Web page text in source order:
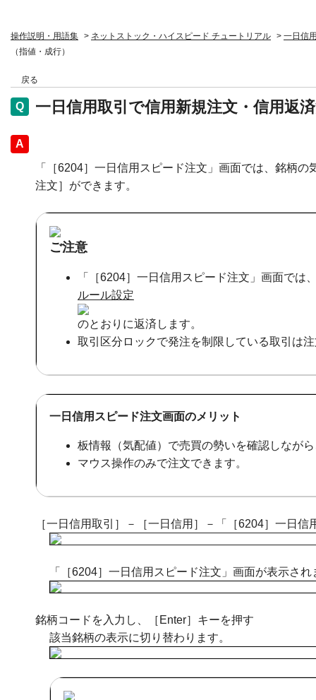
操作説明・用語集 > ネットストック・ハイスピード チュートリアル > 一日信
（指値・成行）
戻る
一日信用取引で信用新規注文・信用返
回答
「［6204］一日信用スピード注文」画面では、銘柄
注文］ができます。
ご注意
「［6204］一日信用スピード注文」画面で
ルール設定
のとおりに返済します。
取引区分ロックで発注を制限している取引は
一日信用スピード注文画面のメリット
板情報（気配値）で売買の勢いを確認しなが
マウス操作のみで注文できます。
［一日信用取引］－［一日信用］－「［6204］一日
「［6204］一日信用スピード注文」画面が表示され
銘柄コードを入力し、［Enter］キーを押す
該当銘柄の表示に切り替わります。